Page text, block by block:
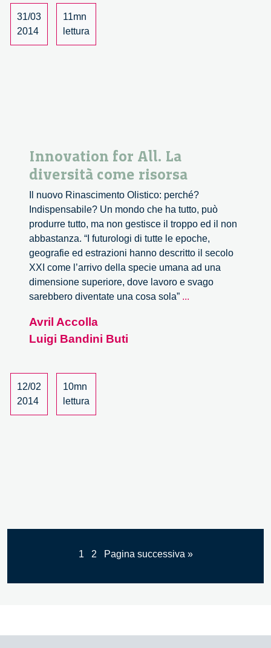
31/03
2014
11mn
lettura
Innovation for All. La
diversità come risorsa
Il nuovo Rinascimento Olistico: perché?
Indispensabile? Un mondo che ha tutto, può
produrre tutto, ma non gestisce il troppo ed il non
abbastanza. “I futurologi di tutte le epoche,
geografie ed estrazioni hanno descritto il secolo
XXI come l’arrivo della specie umana ad una
dimensione superiore, dove lavoro e svago
sarebbero diventate una cosa sola” ...
Avril Accolla
Luigi Bandini Buti
12/02
2014
10mn
lettura
1 2 Pagina successiva »